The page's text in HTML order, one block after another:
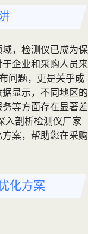
，检测仪已成为保
企业和采购人员来
问题，更是关乎成
显示，不同地区的
等方面存在显著差
入剖析检测仪厂家
案，帮助您在采购
化方案